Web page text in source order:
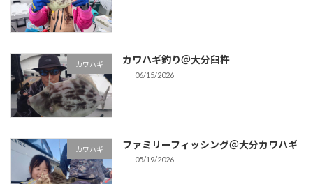
カワハギ カワハギ釣り＠大分臼杵
06/15/2026
カワハギ ファミリーフィッシング＠大分カワハギ
05/19/2026